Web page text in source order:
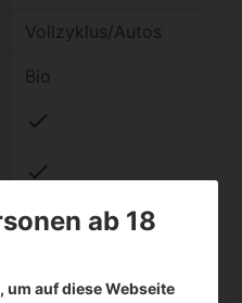
Vollzyklus/Autos
Bio
check
check
Flüssig ab 18
auf diese Webseite